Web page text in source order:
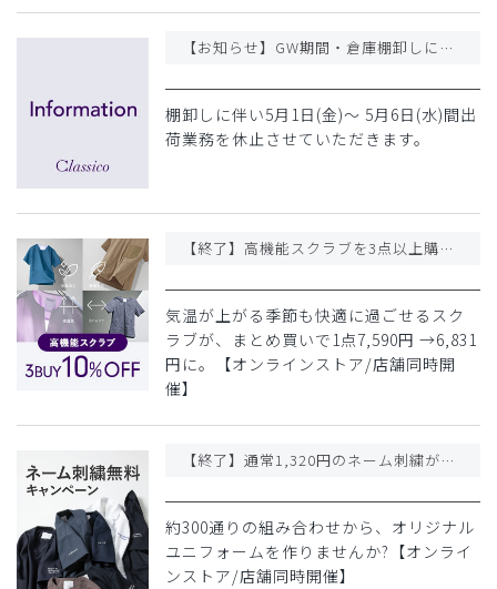
【お知らせ】GW期間・倉庫棚卸しに伴うご案内
棚卸しに伴い5月1日(金)〜 5月6日(水)間出
荷業務を休止させていただきます。
【終了】高機能スクラブを3点以上購入で10%OFF!
気温が上がる季節も快適に過ごせるスク
ラブが、まとめ買いで1点7,590円 →6,831
円に。【オンラインストア/店舗同時開
催】
【終了】通常1,320円のネーム刺繍が今だけ無料に!
約300通りの組み合わせから、オリジナル
ユニフォームを作りませんか?【オンライ
ンストア/店舗同時開催】